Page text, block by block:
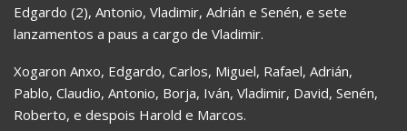
Edgardo (2), Antonio, Vladimir, Adrián e Senén, e sete
lanzamentos a paus a cargo de Vladimir.
Xogaron Anxo, Edgardo, Carlos, Miguel, Rafael, Adrián,
Pablo, Claudio, Antonio, Borja, Iván, Vladimir, David, Senén,
Roberto, e despois Harold e Marcos.